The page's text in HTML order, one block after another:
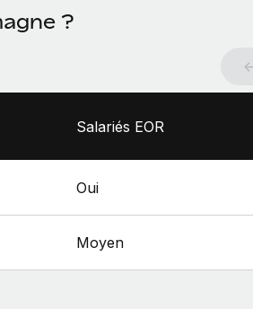
?
Salariés EOR
Oui
Moyen